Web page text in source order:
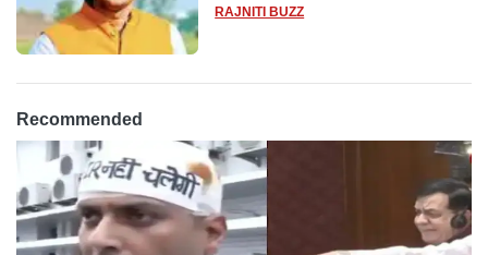
14 दिन के लिए भेजा गया जेल
RAJNITI BUZZ
Recommended